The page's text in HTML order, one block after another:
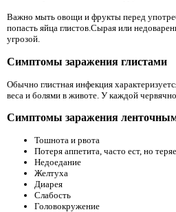
Важно мыть овощи и фрукты перед
попасть яйца глистов.Сырая или
угрозой.
Симптомы заражения глистами
Обычно глистная инфекция
веса и болями в животе. У каждой
Симптомы заражения
Тошнота и рвота
Потеря аппетита, часто ест, но
Недоедание
Желтуха
Диарея
Слабость
Головокружение